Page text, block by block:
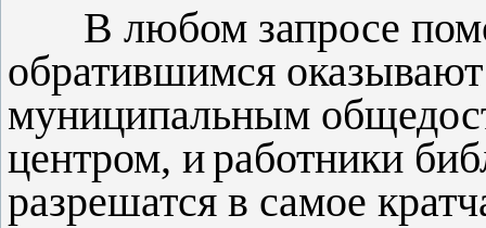
В любом запросе
обратившимся
муниципальным
центром, иработники
разрешатся в самое